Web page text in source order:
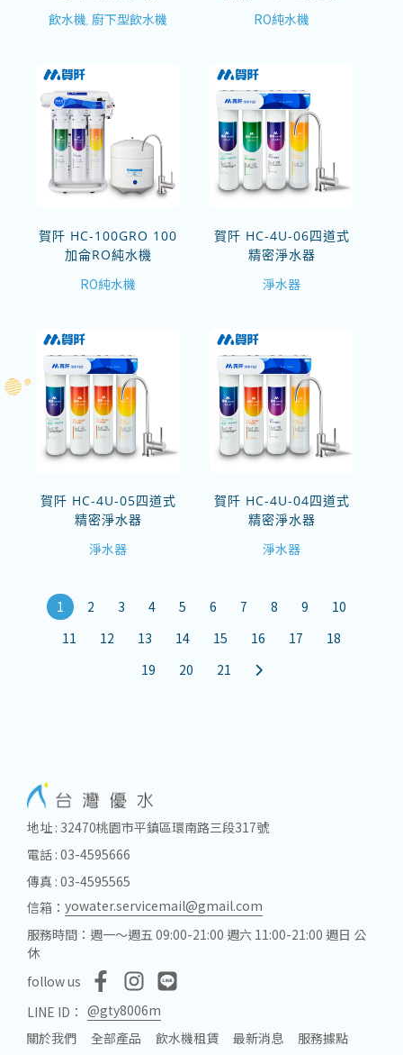
飲水機, 廚下型飲水機 RO純水機
賀阡 HC-100GRO 100
加侖RO純水機
RO純水機
賀阡 HC-4U-06四道式
精密淨水器
淨水器
賀阡 HC-4U-05四道式
精密淨水器
淨水器
賀阡 HC-4U-04四道式
精密淨水器
淨水器
1 2 3 4 5 6 7 8 9
10
11
12 13 14 15 16 17
18
19
20 21
地址 : 32470桃園市平鎮區環南路三段317號
電話 : 03-4595666
傳真 : 03-4595565
信箱： yowater.servicemail@gmail.com
服務時間：週一～週五 09:00-21:00 週六 11:00-21:00 週日 公
休
follow us
LINE ID： @gty8006m
關於我們
全部產品 飲水機租賃 最新消息
服務據點